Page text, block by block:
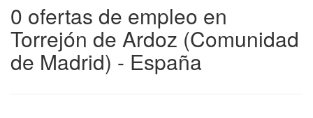
0 ofertas de empleo en
Torrejón de Ardoz (Comunidad
de Madrid) - España